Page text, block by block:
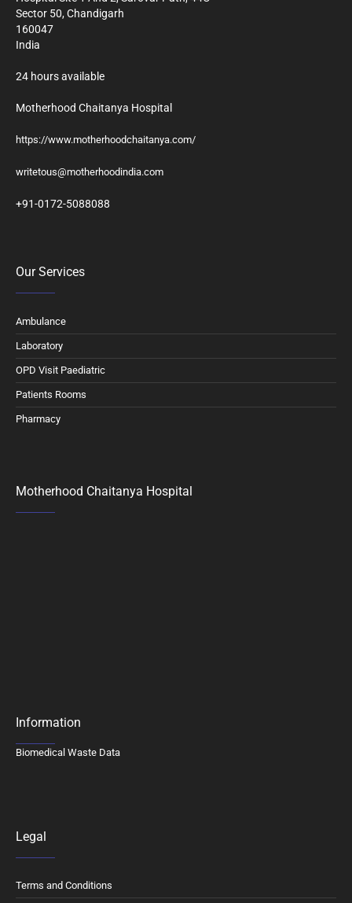
Sector 50, Chandigarh
160047
India
24 hours available
Motherhood Chaitanya Hospital
https://www.motherhoodchaitanya.com/
writetous@motherhoodindia.com
+91-0172-5088088
Our Services
Ambulance
Laboratory
OPD Visit Paediatric
Patients Rooms
Pharmacy
Motherhood Chaitanya Hospital
Information
Biomedical Waste Data
Legal
Terms and Conditions